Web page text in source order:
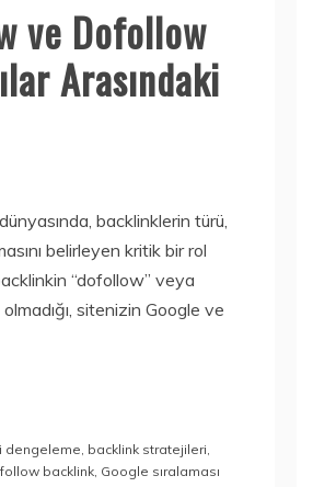
ve Dofollow
Arasındaki
backlinklerin türü,
belirleyen kritik bir rol
“dofollow” veya
sitenizin Google ve
dengeleme backlink stratejileri
backlink Google sıralaması